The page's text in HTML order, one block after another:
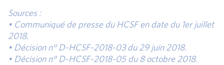
Sources :
• Communiqué de presse du HCSF en date du 1er juillet
2018.
• Décision n° D-HCSF-2018-03 du 29 juin 2018.
• Décision n° D-HCSF-2018-05 du 8 octobre 2018.